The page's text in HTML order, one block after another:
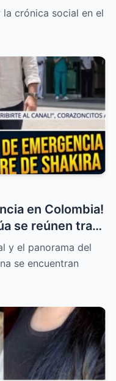
y a La
crónica social en el
en Colombia!
se reúnen tras
Mebarak
y el panorama del
se encuentran